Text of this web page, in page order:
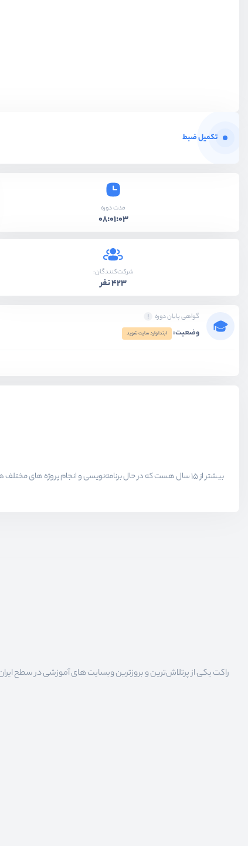
تکمیل ضبط
مدت دوره
08:01:03
شرکت‌کنندگان:
423 نفر
گواهی پایان دوره
وضعیت: ابتدا وارد سایت شوید
راکت یکی از پرتلاش‌ترین و بروزترین وبسایت های آموزشی در سطح